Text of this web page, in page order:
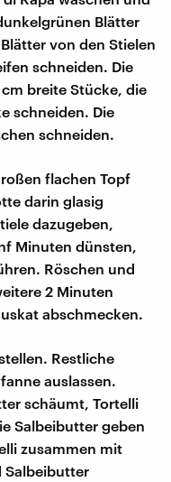
Blätter
von den Stielen
schneiden. Die
breite Stücke, die
schneiden. Die
schneiden.
flachen Topf
darin glasig
dazugeben,
Minuten dünsten,
Röschen und
2 Minuten
abschmecken.
Restliche
auslassen.
schäumt, Tortelli
Salbeibutter geben
zusammen mit
Salbeibutter